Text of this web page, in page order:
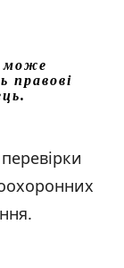
може
правові